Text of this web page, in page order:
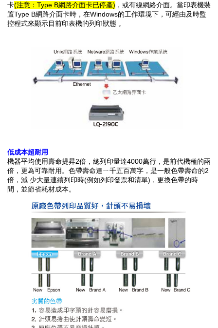
卡(注意： Type B網路介面卡已停產) ，或有線網絡介面。當印表機裝
置Type B網路介面卡時，在Windows的工作環境下，可經由及時監
控程式來顯示目前印表機的列印狀態 。
低成本超耐用
機器平均使用壽命提昇2倍，總列印量達4000萬行，是前代機種的兩
倍，更為可靠耐用。色帶壽命達ㄧ千五百萬字，是一般色帶壽命的2
倍，減 少大量連續列印時(例如列印發票和清單)，更換色帶的時
間，並節省耗材成本。